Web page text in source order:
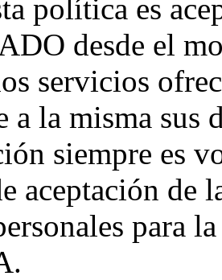
política es
desde el
servicios
a la misma sus
siempre es
aceptación de
para